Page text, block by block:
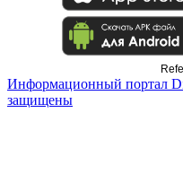
Информационный портал
защищены